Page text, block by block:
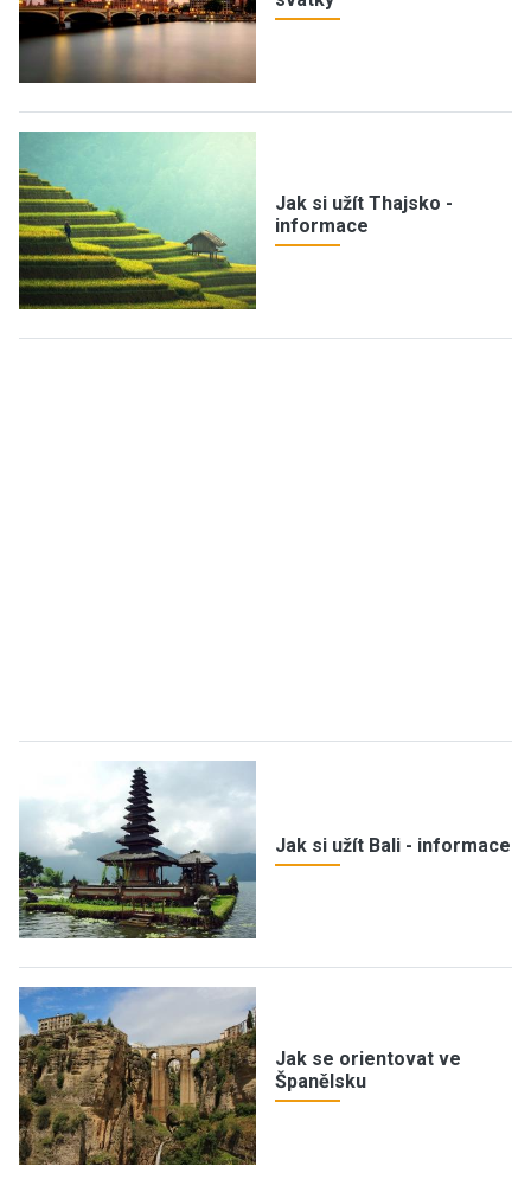
Jak si užít Thajsko -
informace
Jak si užít Bali - informace
Jak se orientovat ve
Španělsku